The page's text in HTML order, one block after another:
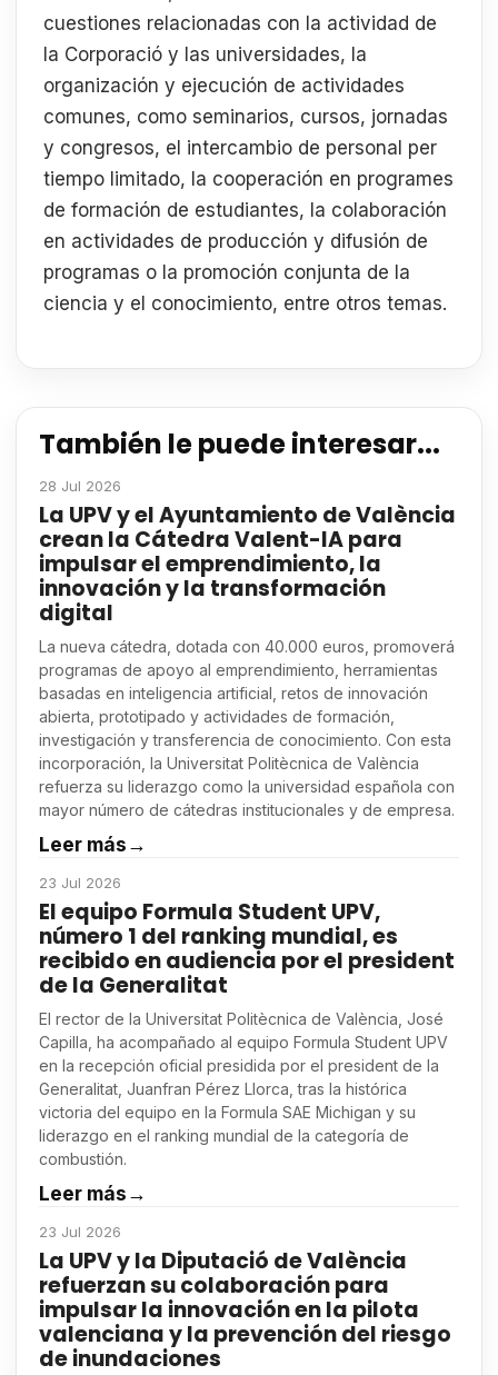
cuestiones relacionadas con la actividad de
la Corporació y las universidades, la
organización y ejecución de actividades
comunes, como seminarios, cursos, jornadas
y congresos, el intercambio de personal per
tiempo limitado, la cooperación en programes
de formación de estudiantes, la colaboración
en actividades de producción y difusión de
programas o la promoción conjunta de la
ciencia y el conocimiento, entre otros temas.
También le puede interesar...
28 Jul 2026
La UPV y el Ayuntamiento de València
crean la Cátedra Valent-IA para
impulsar el emprendimiento, la
innovación y la transformación
digital
La nueva cátedra, dotada con 40.000 euros, promoverá
programas de apoyo al emprendimiento, herramientas
basadas en inteligencia artificial, retos de innovación
abierta, prototipado y actividades de formación,
investigación y transferencia de conocimiento. Con esta
incorporación, la Universitat Politècnica de València
refuerza su liderazgo como la universidad española con
mayor número de cátedras institucionales y de empresa.
Leer más→
23 Jul 2026
El equipo Formula Student UPV,
número 1 del ranking mundial, es
recibido en audiencia por el president
de la Generalitat
El rector de la Universitat Politècnica de València, José
Capilla, ha acompañado al equipo Formula Student UPV
en la recepción oficial presidida por el president de la
Generalitat, Juanfran Pérez Llorca, tras la histórica
victoria del equipo en la Formula SAE Michigan y su
liderazgo en el ranking mundial de la categoría de
combustión.
Leer más→
23 Jul 2026
La UPV y la Diputació de València
refuerzan su colaboración para
impulsar la innovación en la pilota
valenciana y la prevención del riesgo
de inundaciones